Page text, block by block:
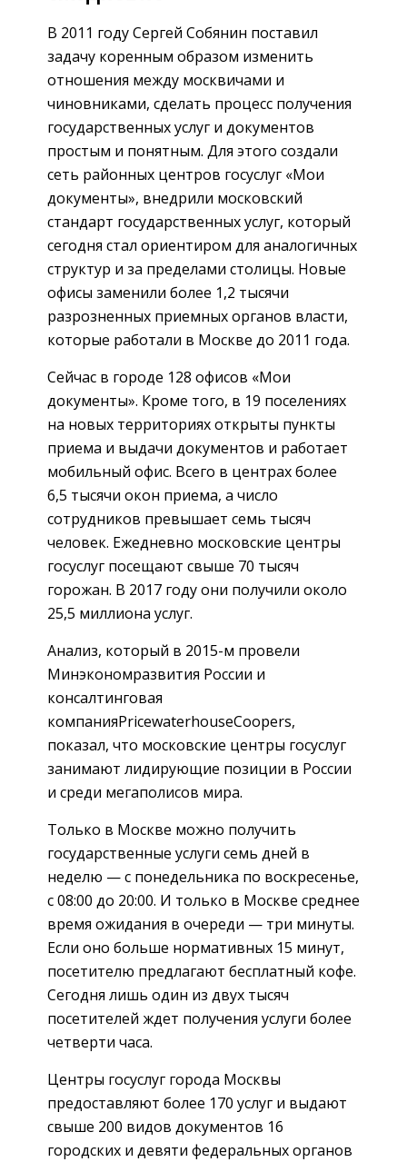
В 2011 году Сергей Собянин поставил
задачу коренным образом изменить
отношения между москвичами и
чиновниками, сделать процесс получения
государственных услуг и документов
простым и понятным. Для этого создали
сеть районных центров госуслуг «Мои
документы», внедрили московский
стандарт государственных услуг, который
сегодня стал ориентиром для аналогичных
структур и за пределами столицы. Новые
офисы заменили более 1,2 тысячи
разрозненных приемных органов власти,
которые работали в Москве до 2011 года.
Сейчас в городе 128 офисов «Мои
документы». Кроме того, в 19 поселениях
на новых территориях открыты пункты
приема и выдачи документов и работает
мобильный офис. Всего в центрах более
6,5 тысячи окон приема, а число
сотрудников превышает семь тысяч
человек. Ежедневно московские центры
госуслуг посещают свыше 70 тысяч
горожан. В 2017 году они получили около
25,5 миллиона услуг.
Анализ, который в 2015-м провели
Минэкономразвития России и
консалтинговая
компанияPricewaterhouseCoopers,
показал, что московские центры госуслуг
занимают лидирующие позиции в России
и среди мегаполисов мира.
Только в Москве можно получить
государственные услуги семь дней в
неделю — с понедельника по воскресенье,
с 08:00 до 20:00. И только в Москве среднее
время ожидания в очереди — три минуты.
Если оно больше нормативных 15 минут,
посетителю предлагают бесплатный кофе.
Сегодня лишь один из двух тысяч
посетителей ждет получения услуги более
четверти часа.
Центры госуслуг города Москвы
предоставляют более 170 услуг и выдают
свыше 200 видов документов 16
городских и девяти федеральных органов